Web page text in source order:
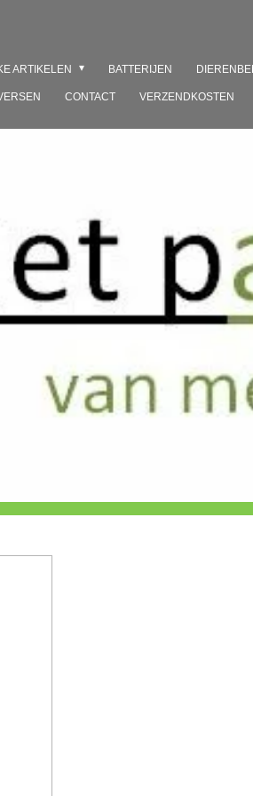
ARTIKELEN BATTERIJEN
CONTACT VERZENDKOSTEN